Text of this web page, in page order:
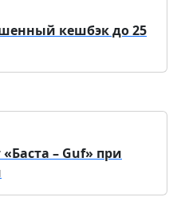
кешбэк до 25
– Guf» при